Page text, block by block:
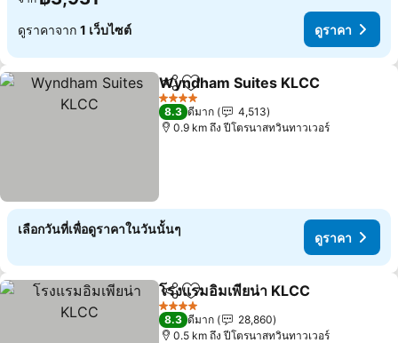
ดูราคาจาก 1 เว็บไซต์ ดูราคา
แชร์ เพิ่มในรายการโปรด
Wyndham Suites KLCC
4 ดาว
8.3 ดีมาก
4,513
0.9 km ถึง ปีโตรนาสทวินทาวเวอร์
เลือกวันที่เพื่อดูราคาในวันนั้นๆ
ดูราคา
แชร์ เพิ่มในรายการโปรด
โรงแรมอิมเพียน่า KLCC
4 ดาว
8.3 ดีมาก
28,860
0.5 km ถึง ปีโตรนาสทวินทาวเวอร์